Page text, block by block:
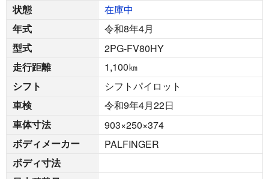
状態
在庫中
年式
令和8年4月
型式
2PG-FV80HY
走行距離
1,100㎞
シフト
シフトパイロット
車検
令和9年4月22日
車体寸法
903×250×374
ボディメーカー
PALFINGER
ボディ寸法